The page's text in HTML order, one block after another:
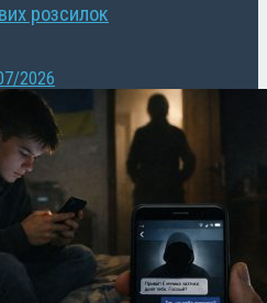
розсилок
2026